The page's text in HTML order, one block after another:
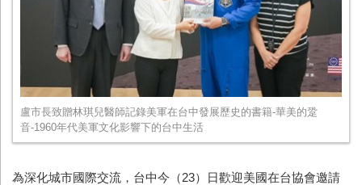
盧市長致贈林琪兒醫師記錄美軍在台中發展歷史的書籍-華美的跫
音-1960年代美軍文化影響下的台中生活
為深化城市國際交流，台中今（23）日歡迎美國在台協會邀請